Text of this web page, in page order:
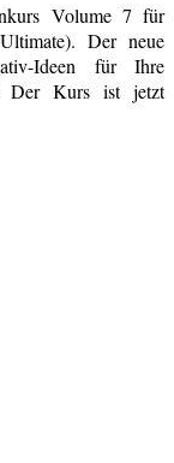
Volume 7 für
Der neue
Ideen für Ihre
Der Kurs ist jetzt